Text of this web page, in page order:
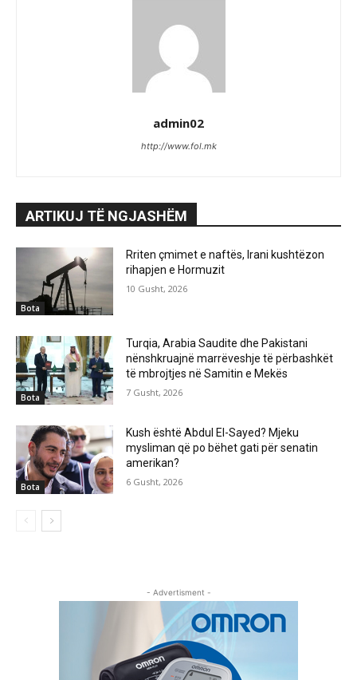
admin02
http://www.fol.mk
ARTIKUJ TË NGJASHËM
Bota
Rriten çmimet e naftës, Irani kushtëzon
rihapjen e Hormuzit
10 Gusht, 2026
Bota
Turqia, Arabia Saudite dhe Pakistani
nënshkruajnë marrëveshje të përbashkët
të mbrojtjes në Samitin e Mekës
7 Gusht, 2026
Bota
Kush është Abdul El-Sayed? Mjeku
mysliman që po bëhet gati për senatin
amerikan?
6 Gusht, 2026
- Advertisment -